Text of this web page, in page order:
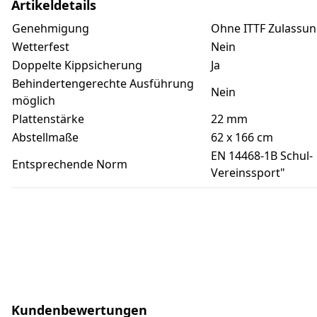
Artikeldetails
Genehmigung
Ohne ITTF
Wetterfest
Nein
Doppelte Kippsicherung
Ja
Behindertengerechte Ausführung
möglich
Nein
Plattenstärke
22 mm
Abstellmaße
62 x 166 cm
Entsprechende Norm
EN 14468-1B Schul-
Vereinssport"
Kundenbewertungen